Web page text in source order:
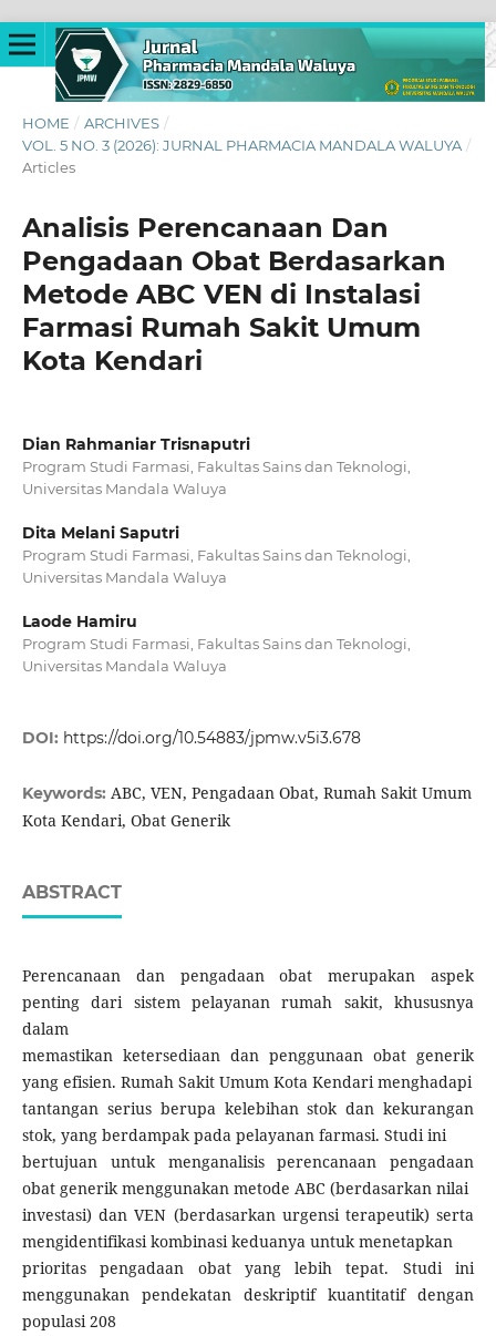
HOME / ARCHIVES /
VOL. 5 NO. 3 (2026): JURNAL PHARMACIA MANDALA WALUYA /
Articles
Analisis Perencanaan Dan
Pengadaan Obat Berdasarkan
Metode ABC VEN di Instalasi
Farmasi Rumah Sakit Umum
Kota Kendari
Dian Rahmaniar Trisnaputri
Program Studi Farmasi, Fakultas Sains dan Teknologi,
Universitas Mandala Waluya
Dita Melani Saputri
Program Studi Farmasi, Fakultas Sains dan Teknologi,
Universitas Mandala Waluya
Laode Hamiru
Program Studi Farmasi, Fakultas Sains dan Teknologi,
Universitas Mandala Waluya
DOI: https://doi.org/10.54883/jpmw.v5i3.678
Keywords: ABC, VEN, Pengadaan Obat, Rumah Sakit Umum
Kota Kendari, Obat Generik
ABSTRACT
Perencanaan dan pengadaan obat merupakan aspek
penting dari sistem pelayanan rumah sakit, khususnya
dalam
memastikan ketersediaan dan penggunaan obat generik
yang efisien. Rumah Sakit Umum Kota Kendari menghadapi
tantangan serius berupa kelebihan stok dan kekurangan
stok, yang berdampak pada pelayanan farmasi. Studi ini
bertujuan untuk menganalisis perencanaan pengadaan
obat generik menggunakan metode ABC (berdasarkan nilai
investasi) dan VEN (berdasarkan urgensi terapeutik) serta
mengidentifikasi kombinasi keduanya untuk menetapkan
prioritas pengadaan obat yang lebih tepat. Studi ini
menggunakan pendekatan deskriptif kuantitatif dengan
populasi 208